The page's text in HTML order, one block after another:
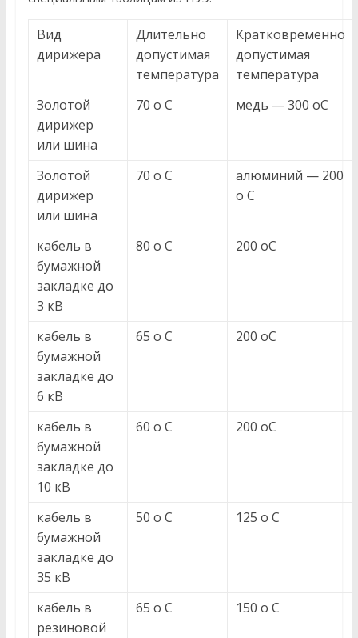
Вид
дирижера
Длительно
допустимая
температура
Кратковременно
допустимая
температура
Золотой
дирижер
или шина
70 о С медь — 300 оС
Золотой
дирижер
или шина
70 о С
алюминий — 200
о С
кабель в
бумажной
закладке до
3 кВ
80 о С 200 оС
кабель в
бумажной
закладке до
6 кВ
65 о С 200 оС
кабель в
бумажной
закладке до
10 кВ
60 о С 200 оС
кабель в
бумажной
закладке до
35 кВ
50 о С 125 о С
кабель в
резиновой
65 о С 150 о С